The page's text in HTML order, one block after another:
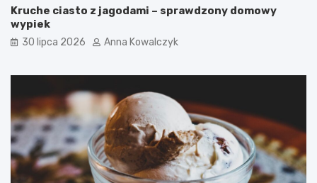
Kruche ciasto z jagodami – sprawdzony domowy
wypiek
30 lipca 2026 Anna Kowalczyk